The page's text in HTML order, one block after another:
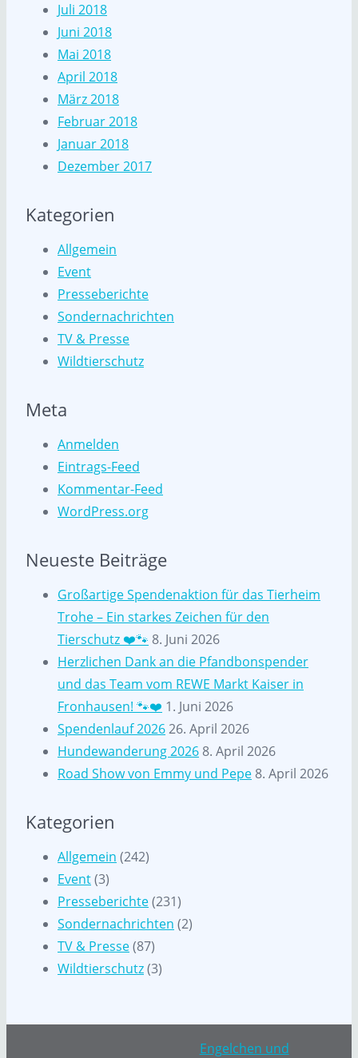
Juli 2018
Juni 2018
Mai 2018
April 2018
März 2018
Februar 2018
Januar 2018
Dezember 2017
Kategorien
Allgemein
Event
Presseberichte
Sondernachrichten
TV & Presse
Wildtierschutz
Meta
Anmelden
Eintrags-Feed
Kommentar-Feed
WordPress.org
Neueste Beiträge
Großartige Spendenaktion für das Tierheim
Trohe – Ein starkes Zeichen für den
Tierschutz ❤️🐾 8. Juni 2026
Herzlichen Dank an die Pfandbonspender
und das Team vom REWE Markt Kaiser in
Fronhausen! 🐾❤️ 1. Juni 2026
Spendenlauf 202626. April 2026
Hundewanderung 2026 8. April 2026
Road Show von Emmy und Pepe 8. April 2026
Kategorien
Allgemein (242)
Event(3)
Presseberichte(231)
Sondernachrichten (2)
TV & Presse(87)
Wildtierschutz(3)
Engelchen und